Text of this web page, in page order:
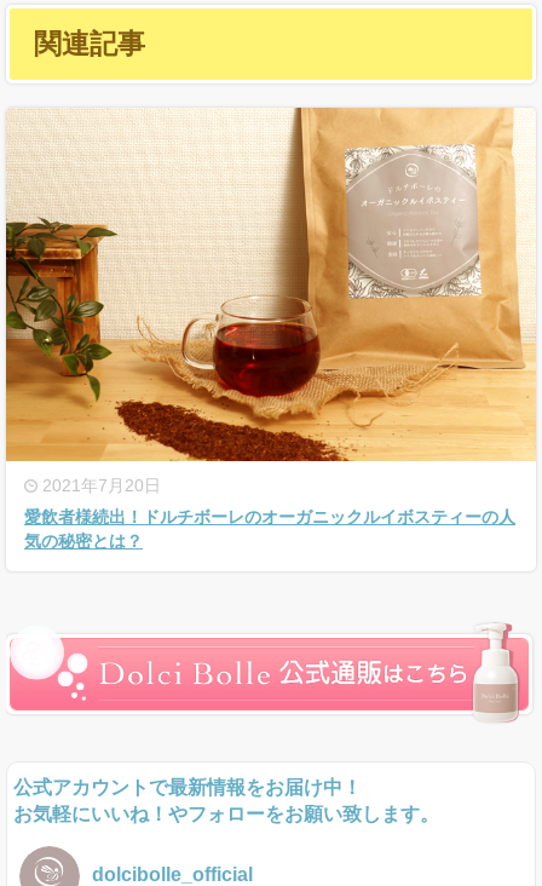
関連記事
2021年7月20日
愛飲者様続出！ドルチボーレのオーガニックルイボスティーの人
気の秘密とは？
公式アカウントで最新情報をお届け中！
お気軽にいいね！やフォローをお願い致します。
dolcibolle_official